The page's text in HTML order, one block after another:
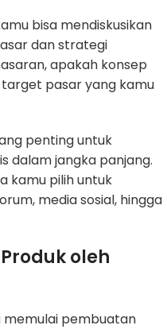
bisa mendiskusikan
dan strategi
apakah konsep
pasar yang kamu
penting untuk
dalam jangka panjang.
kamu pilih untuk
media sosial, hingga
oleh
memulai pembuatan